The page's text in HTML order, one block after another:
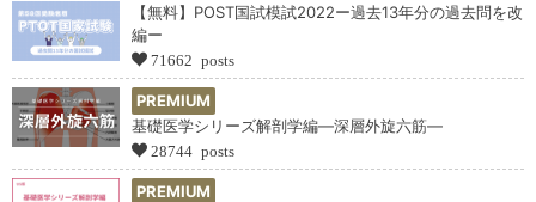
【無料】POST国試模試2022ー過去13年分の過去問を改
編ー
71662 posts
PREMIUM
基礎医学シリーズ解剖学編―深層外旋六筋―
28744 posts
PREMIUM